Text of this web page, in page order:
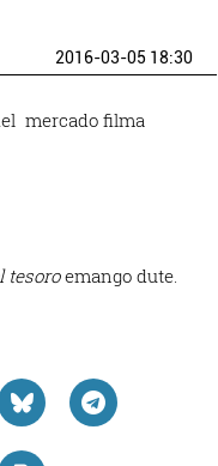
2016-03-05 18:30
mercado filma
tesoroemango dute.